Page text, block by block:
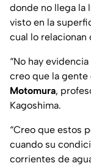
donde no llega la
visto en la
cual lo relacionan
“No hay
creo que la gente
Motomura,
Kagoshima.
“Creo que estos
cuando su
corrientes de